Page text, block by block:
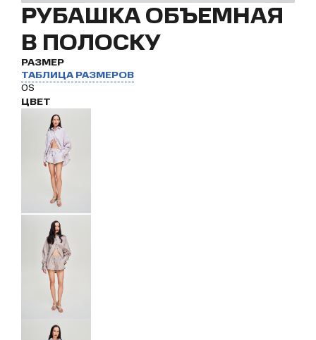
РУБАШКА ОБЪЕМНАЯ
В ПОЛОСКУ
РАЗМЕР
ТАБЛИЦА РАЗМЕРОВ
OS
ЦВЕТ